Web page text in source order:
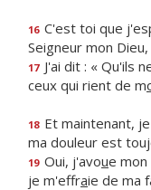
16 C'est toi que
Seigneur mon
17 J'ai dit : « Qu'ils
ceux qui rient de m
18 Et maintenant,
ma douleur est
19 Oui, j'avoue mon
je m'effraie de ma